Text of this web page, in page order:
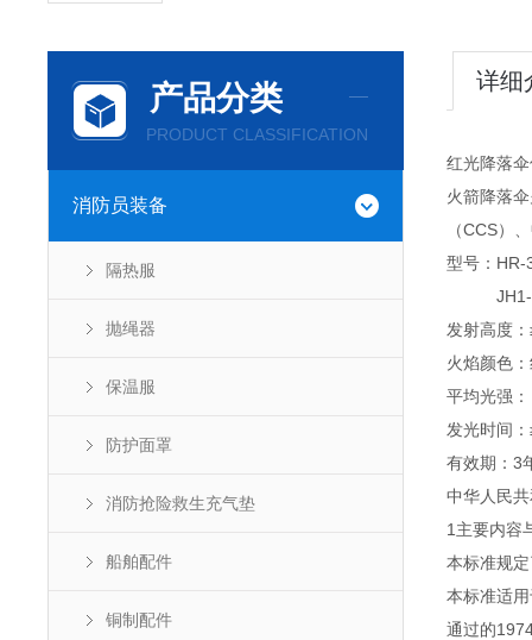
产品分类
PRODUCT CLASSIFICATION
消防员装备
隔热服
抛绳器
保温服
防护面罩
消防抢险救生充气垫
船舶配件
铜制配件
详细
红光降落
火箭降落
（CCS）
型号：HR-
JH1-
发射高度
火焰颜色
平均光强
发光时间
有效期：3
中华人民
1主要内容
本标准规
本标准适
通过的